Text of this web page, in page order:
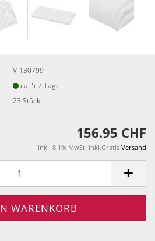
V-130799
ca. 5-7 Tage
23Stück
156.95 CHF
inkl. 8.1% MwSt. inkl.Gratis Versand